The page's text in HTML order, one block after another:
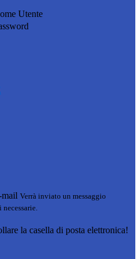
Utente
Verrà inviato un messaggio
la casella di posta elettronica!